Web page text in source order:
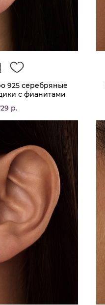
925 серебряные
с фианитами
р.